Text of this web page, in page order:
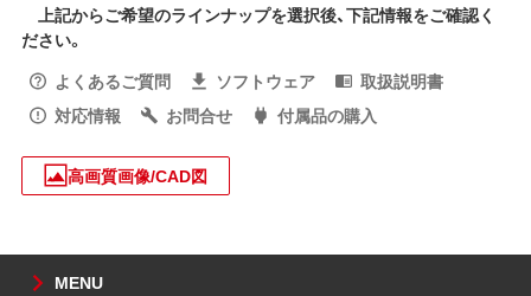
上記からご希望のラインナップを選択後、下記情報をご確認く
ださい。
よくあるご質問
ソフトウェア
取扱説明書
対応情報
お問合せ 付属品の購入
高画質画像/CAD図
MENU